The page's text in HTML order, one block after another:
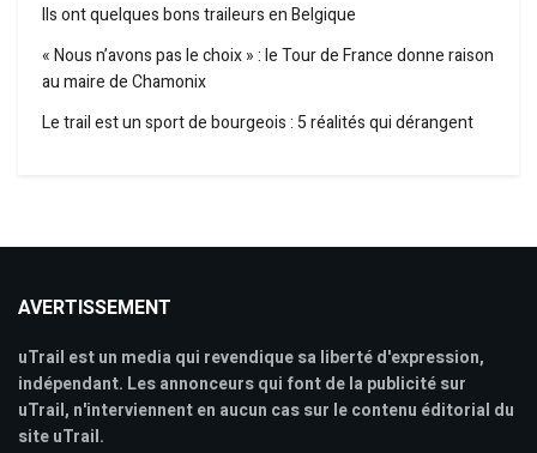
Ils ont quelques bons traileurs en Belgique
« Nous n’avons pas le choix » : le Tour de France donne raison
au maire de Chamonix
Le trail est un sport de bourgeois : 5 réalités qui dérangent
AVERTISSEMENT
uTrail est un media qui revendique sa liberté d'expression,
indépendant. Les annonceurs qui font de la publicité sur
uTrail, n'interviennent en aucun cas sur le contenu éditorial du
site uTrail.